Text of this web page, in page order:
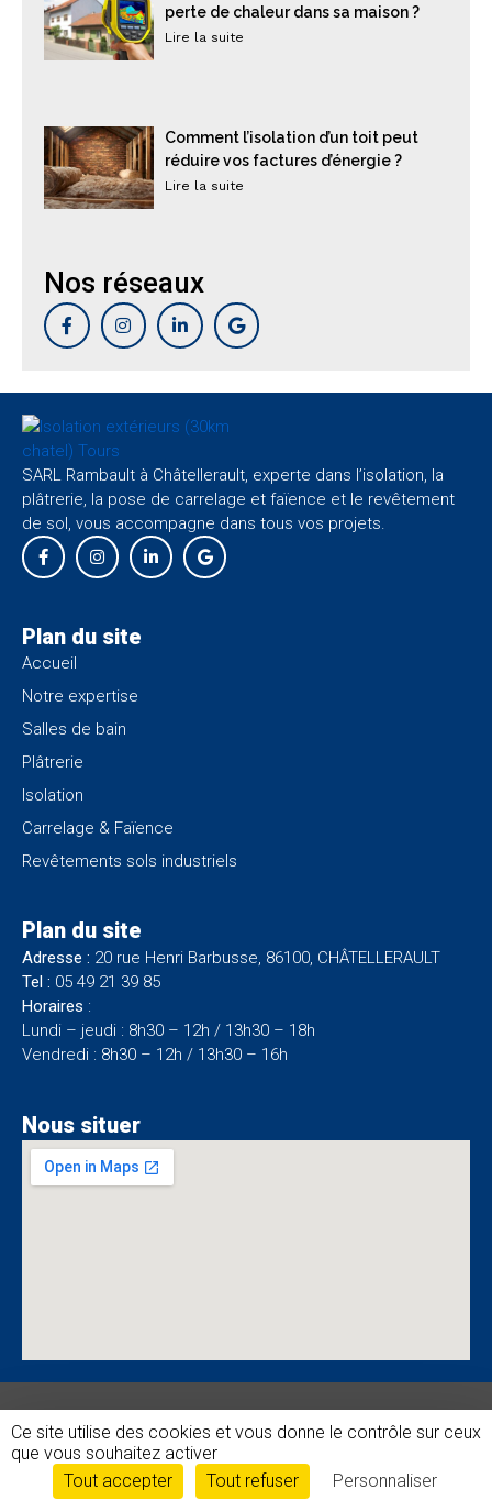
perte de chaleur dans sa maison ?
Lire la suite
Comment l’isolation d’un toit peut
réduire vos factures d’énergie ?
Lire la suite
Nos réseaux
SARL Rambault à Châtellerault, experte dans l’isolation, la
plâtrerie, la pose de carrelage et faïence et le revêtement
de sol, vous accompagne dans tous vos projets.
Plan du site
Accueil
Notre expertise
Salles de bain
Plâtrerie
Isolation
Carrelage & Faïence
Revêtements sols industriels
Plan du site
Adresse : 20 rue Henri Barbusse, 86100, CHÂTELLERAULT
Tel : 05 49 21 39 85
Horaires :
Lundi – jeudi : 8h30 – 12h / 13h30 – 18h
Vendredi : 8h30 – 12h / 13h30 – 16h
Nous situer
SARL
RAMBAULT
2026
|Mentions
légales
et
|Tous
droits
réservés
|
Ce site utilise des cookies et vous donne le contrôle sur ceux
que vous souhaitez activer
Tout accepter
Tout refuser Personnaliser